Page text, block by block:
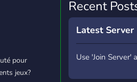
pour
jeux?
Recent
Latest
Use 'Join Server'